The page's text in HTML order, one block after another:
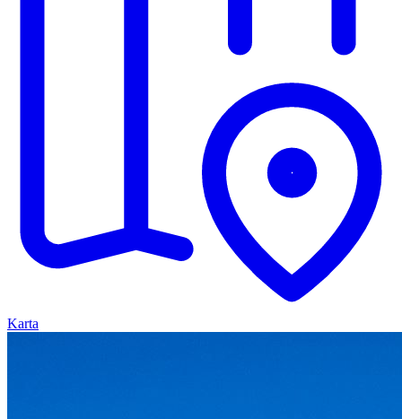
Karta